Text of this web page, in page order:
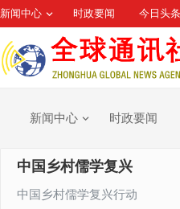
新闻中心 时政要闻 今日头条
新闻中心 时政要闻
中国乡村儒学复兴
中国乡村儒学复兴行动